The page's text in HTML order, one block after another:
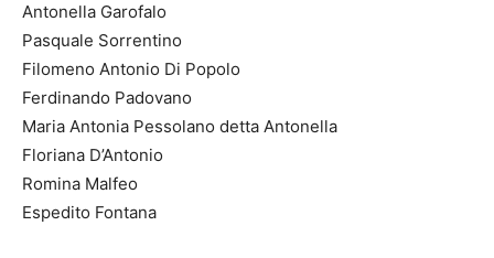
Antonella Garofalo
Pasquale Sorrentino
Filomeno Antonio Di Popolo
Ferdinando Padovano
Maria Antonia Pessolano detta Antonella
Floriana D’Antonio
Romina Malfeo
Espedito Fontana